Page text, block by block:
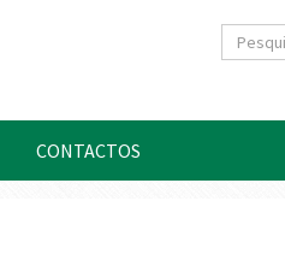
CONTACTOS